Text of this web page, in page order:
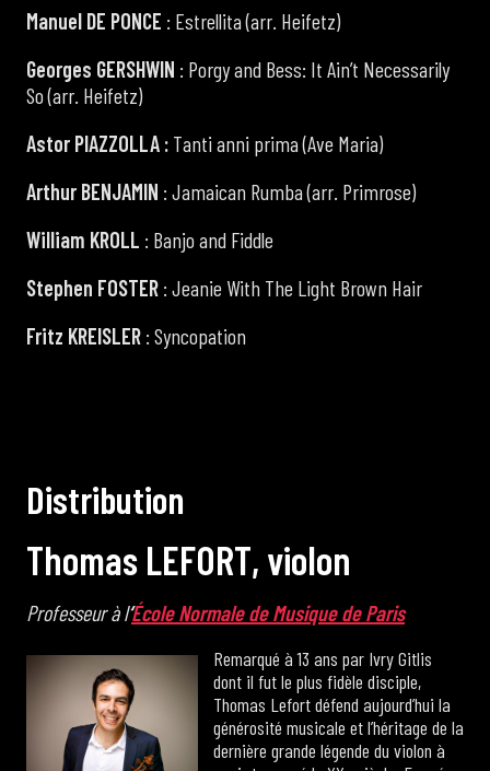
Manuel DE PONCE : Estrellita (arr. Heifetz)
Georges GERSHWIN : Porgy and Bess: It Ain’t Necessarily
So (arr. Heifetz)
Astor PIAZZOLLA : Tanti anni prima (Ave Maria)
Arthur BENJAMIN : Jamaican Rumba (arr. Primrose)
William KROLL : Banjo and Fiddle
Stephen FOSTER : Jeanie With The Light Brown Hair
Fritz KREISLER : Syncopation
Distribution
Thomas LEFORT, violon
Professeur à l‘École Normale de Musique de Paris
Remarqué à 13 ans par Ivry Gitlis
dont il fut le plus fidèle disciple,
Thomas Lefort défend aujourd’hui la
générosité musicale et l’héritage de la
dernière grande légende du violon à